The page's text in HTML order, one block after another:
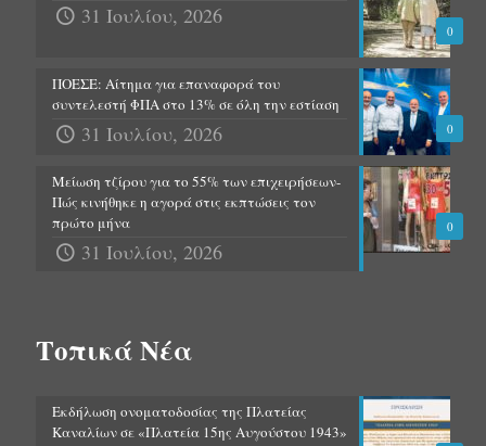
0
31 Ιουλίου, 2026
0
ΠΟΕΣΕ: Αίτημα για επαναφορά του
συντελεστή ΦΠΑ στο 13% σε όλη την εστίαση
31 Ιουλίου, 2026
0
Μείωση τζίρου για το 55% των επιχειρήσεων-
Πώς κινήθηκε η αγορά στις εκπτώσεις τον
πρώτο μήνα
31 Ιουλίου, 2026
Τοπικά Νέα
Εκδήλωση ονοματοδοσίας της Πλατείας
Καναλίων σε «Πλατεία 15ης Αυγούστου 1943»